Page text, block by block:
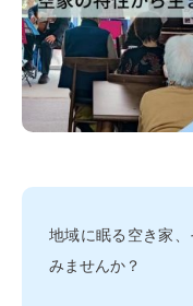
地域に眠る空き家
みませんか？